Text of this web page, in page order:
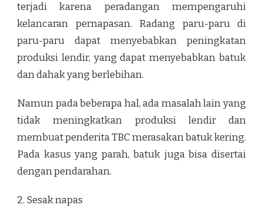
terjadi karena peradangan mempengaruhi
kelancaran pernapasan. Radang paru-paru di
paru-paru dapat menyebabkan peningkatan
produksi lendir, yang dapat menyebabkan batuk
dan dahak yang berlebihan.
Namun pada beberapa hal, ada masalah lain yang
tidak meningkatkan produksi lendir dan
membuat penderita TBC merasakan batuk kering.
Pada kasus yang parah, batuk juga bisa disertai
dengan pendarahan.
2. Sesak napas